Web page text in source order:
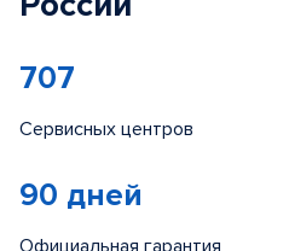
707
Сервисных центров
90 дней
Официальная гарантия